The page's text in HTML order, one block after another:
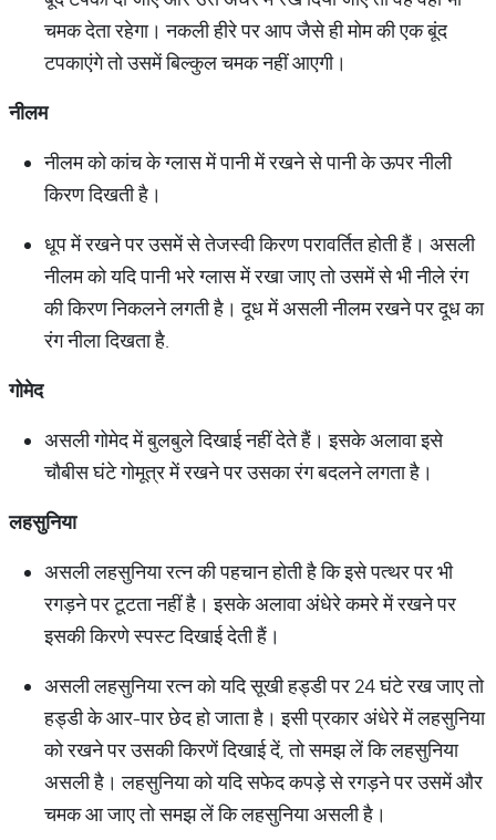
चमक देता रहेगा। नकली हीरे पर आप जैसे ही मोम की एक बूंद
टपकाएंगे तो उसमें बिल्कुल चमक नहीं आएगी।
नीलम
नीलम को कांच के ग्लास में पानी में रखने से पानी के ऊपर नीली
किरण दिखती है।
धूप में रखने पर उसमें से तेजस्वी किरण परावर्तित होती हैं। असली
नीलम को यदि पानी भरे ग्लास में रखा जाए तो उसमें से भी नीले रंग
की किरण निकलने लगती है। दूध में असली नीलम रखने पर दूध का
रंग नीला दिखता है.
गोमेद
असली गोमेद में बुलबुले दिखाई नहीं देते हैं। इसके अलावा इसे
चौबीस घंटे गोमूत्र में रखने पर उसका रंग बदलने लगता है।
लहसुनिया
असली लहसुनिया रत्न की पहचान होती है कि इसे पत्थर पर भी
रगड़ने पर टूटता नहीं है। इसके अलावा अंधेरे कमरे में रखने पर
इसकी किरणे स्पस्ट दिखाई देती हैं।
असली लहसुनिया रत्न को यदि सूखी हड्डी पर 24 घंटे रख जाए तो
हड्डी के आर-पार छेद हो जाता है। इसी प्रकार अंधेरे में लहसुनिया
को रखने पर उसकी किरणें दिखाई दें, तो समझ लें कि लहसुनिया
असली है। लहसुनिया को यदि सफेद कपड़े से रगड़ने पर उसमें और
चमक आ जाए तो समझ लें कि लहसुनिया असली है।